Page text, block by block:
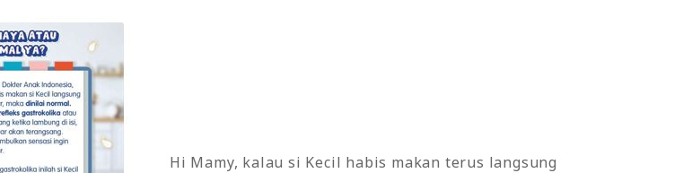
Hi Mamy, kalau si Kecil habis makan terus langsung